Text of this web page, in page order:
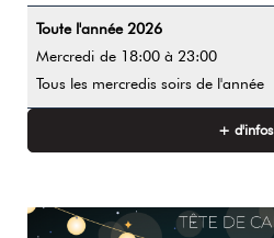
Toute l'année2026
Mercredi de 18:00 à 23:00
Tous les mercredis soirs de l'année
+ d'infos